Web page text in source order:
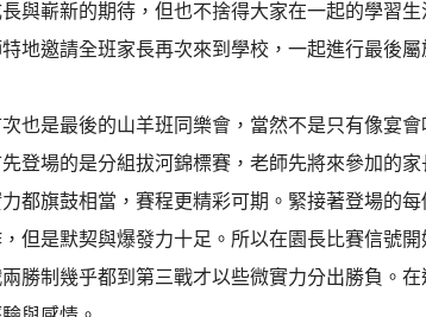
與嶄新的期待，但也不捨得大家在一起的學習
地邀請全班家長再次來到學校，一起進行最後
也是最後的山羊班同樂會，當然不是只有像宴
登場的是分組拔河錦標賽，老師先將來參加的
都旗鼓相當，賽程更精彩可期。緊接著登場的
但是默契與爆發力十足。所以在園長比賽信號
勝制幾乎都到第三戰才以些微實力分出勝負。